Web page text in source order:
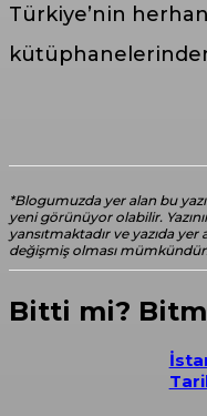
Türkiye’nin
*Blogumuzda yer alan bu
yeni görünüyor olabilir.
yansıtmaktadır ve yazıda
değişmiş olması
Bitti mi?